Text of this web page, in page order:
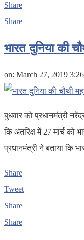
Share
Share
भारत दुनिया की
on: March 27, 2019
बुधवार को प्रधानमंत्री
कि अंतरिक्ष में 27 मार्च को
प्रधानमंत्री ने बताया कि
Share
Tweet
Share
Share